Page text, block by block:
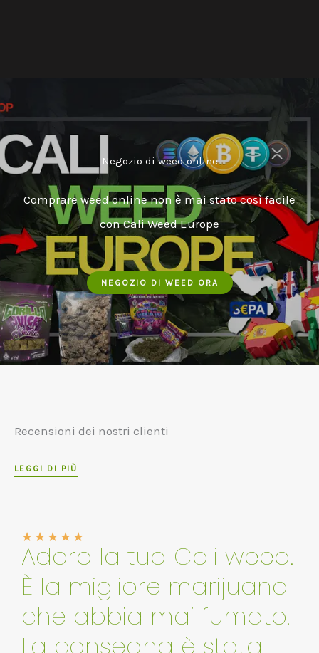
Negozio di weed online
Comprare weed online non è mai stato così facile
con Cali Weed Europe
NEGOZIO DI WEED ORA
Recensioni dei nostri clienti
LEGGI DI PIÙ
★★★★★
Adoro la tua Cali weed.
È la migliore marijuana
che abbia mai fumato.
La consegna è stata